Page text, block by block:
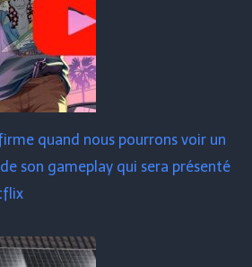
quand nous pourrons voir un
son gameplay qui sera présenté